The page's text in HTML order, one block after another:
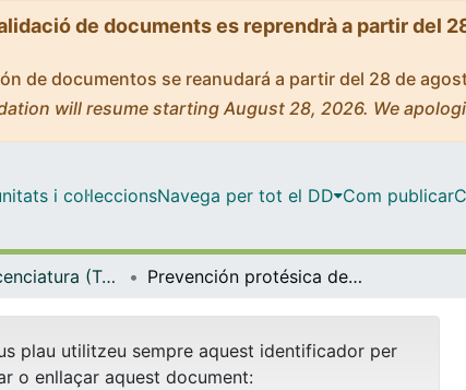
de documents es reprendrà a partir del
de documentos se reanudará a partir del 28 de
will resume starting August 28, 2026. We
i col·leccionsNavega per tot el DD Com publicar
Tesis de Llicenciatura (Tesines) - Odontologia Prevención protésica de los traumatismos bucofaciales
plau utilitzeu sempre aquest identificador per
o enllaçar aquest document: